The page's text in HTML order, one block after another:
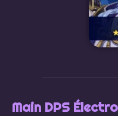
Main DPS Électro